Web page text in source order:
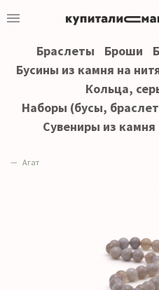
Браслеты Броши
Бусины из камня на
Кольца,
Наборы (бусы,
Сувениры из камня
Агат